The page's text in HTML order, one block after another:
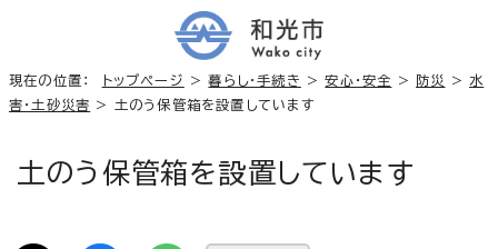
現在の位置： トップページ >暮らし・手続き >安心・安全 > 防災 > 水
害・土砂災害 > 土のう保管箱を設置しています
土のう保管箱を設置しています